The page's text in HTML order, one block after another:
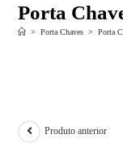
Porta
> Porta Chaves > Porta
Produto anterior